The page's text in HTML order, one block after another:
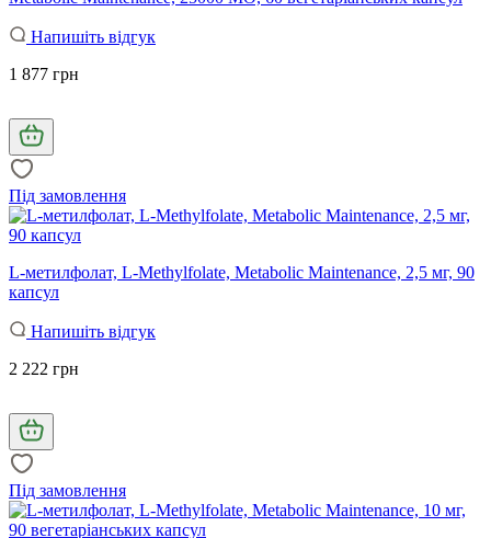
Напишіть відгук
1 877 грн
Під замовлення
L-метилфолат, L-Methylfolate, Metabolic Maintenance, 2,5 мг, 90
капсул
Напишіть відгук
2 222 грн
Під замовлення